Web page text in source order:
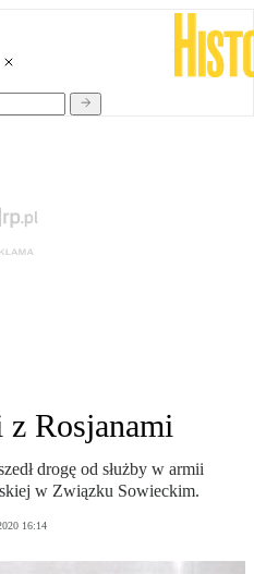
Rosjanami
drogę od służby w armii
w Związku Sowieckim.
16:14